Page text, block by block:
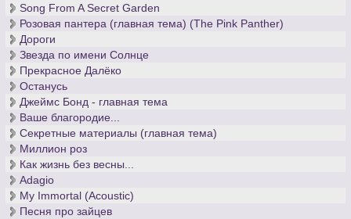
Song From A Secret Garden
Розовая пантера (главная тема) (The Pink Panther)
Дороги
Звезда по имени Солнце
Прекрасное Далёко
Останусь
Джеймс Бонд - главная тема
Ваше благородие...
Секретные материалы (главная тема)
Миллион роз
Как жизнь без весны...
Adagio
My Immortal (Acoustic)
Песня про зайцев